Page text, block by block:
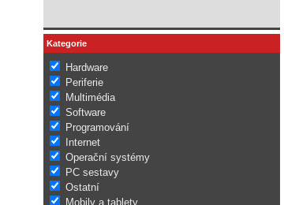
Kategorie
Hardware
Periferie
Multimédia
Software
Programování
Internet
Operační systémy
PC sestavy
Ostatní
Mobily a tablety